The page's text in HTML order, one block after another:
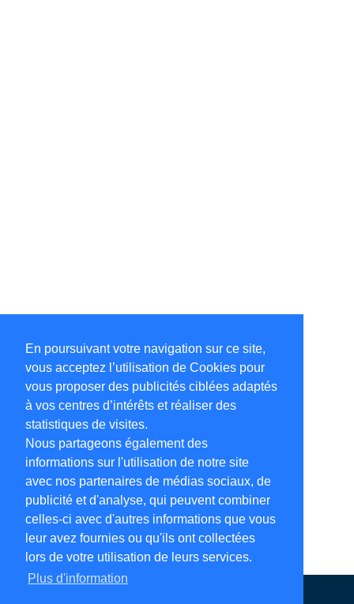
En poursuivant votre navigation sur ce site,
vous acceptez l’utilisation de Cookies pour
vous proposer des publicités ciblées adaptés
à vos centres d’intérêts et réaliser des
statistiques de visites.
Nous partageons également des
informations sur l'utilisation de notre site
avec nos partenaires de médias sociaux, de
publicité et d'analyse, qui peuvent combiner
celles-ci avec d'autres informations que vous
leur avez fournies ou qu'ils ont collectées
lors de votre utilisation de leurs services.
Plus d'information